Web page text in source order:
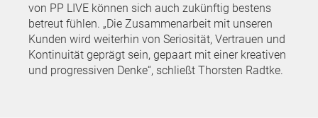
von PP LIVE können sich auch zukünftig bestens
betreut fühlen. „Die Zusammenarbeit mit unseren
Kunden wird weiterhin von Seriosität, Vertrauen und
Kontinuität geprägt sein, gepaart mit einer kreativen
und progressiven Denke“, schließt Thorsten Radtke.